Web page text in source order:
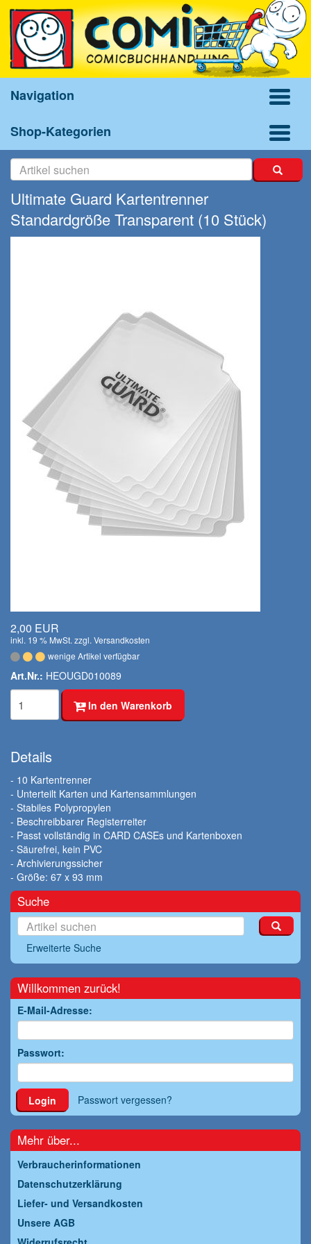
Navigation
Shop-Kategorien
Ultimate Guard Kartentrenner
Standardgröße Transparent (10 Stück)
2,00 EUR
inkl. 19 % MwSt. zzgl. Versandkosten
wenige Artikel verfügbar
Art.Nr.: HEOUGD010089
In den Warenkorb
Details
- 10 Kartentrenner
- Unterteilt Karten und Kartensammlungen
- Stabiles Polypropylen
- Beschreibbarer Registerreiter
- Passt vollständig in CARD CASEs und Kartenboxen
- Säurefrei, kein PVC
- Archivierungssicher
- Größe: 67 x 93 mm
Suche
Erweiterte Suche
Willkommen zurück!
E-Mail-Adresse:
Passwort:
Login Passwort vergessen?
Mehr über...
Verbraucherinformationen
Datenschutzerklärung
Liefer- und Versandkosten
Unsere AGB